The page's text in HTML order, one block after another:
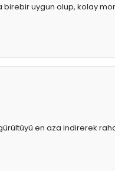
uygun olup, kolay
en aza indirerek